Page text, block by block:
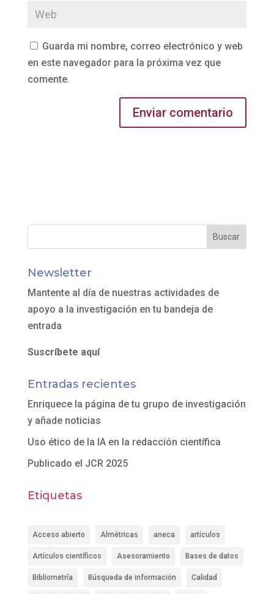
Guarda mi nombre, correo electrónico y web
en este navegador para la próxima vez que
comente.
Newsletter
Mantente al día de nuestras actividades de
apoyo a la investigación en tu bandeja de
entrada
Suscríbete aquí
Entradas recientes
Enriquece la página de tu grupo de investigación
y añade noticias
Uso ético de la IA en la redacción científica
Publicado el JCR 2025
Etiquetas
Acceso abierto Almétricas aneca artículos
Artículos científicos Asesoramiento Bases de datos
Bibliometría Búsqueda de información Calidad